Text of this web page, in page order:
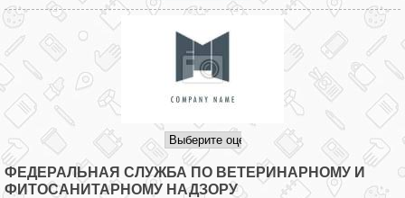
ФЕДЕРАЛЬНАЯ СЛУЖБА ПО ВЕТЕРИНАРНОМУ И
ФИТОСАНИТАРНОМУ НАДЗОРУ